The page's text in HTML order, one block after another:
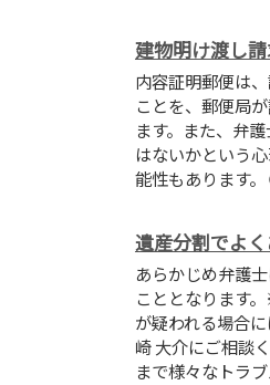
建物明け渡し
内容証明郵便は
ことを、郵便局
ます。また、弁
はないかという
能性もあります
遺産分割でよ
あらかじめ弁護
こととなります
が疑われる場合
崎 大介にご相談
まで様々なトラ